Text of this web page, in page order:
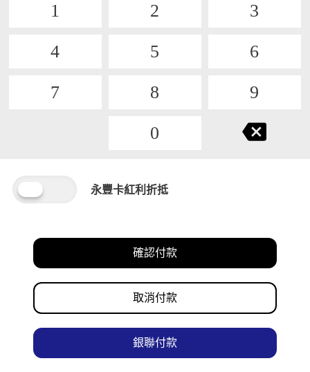
1 2 3
4 5 6
7 8 9
0
永豐卡紅利折抵
確認付款
取消付款
銀聯付款